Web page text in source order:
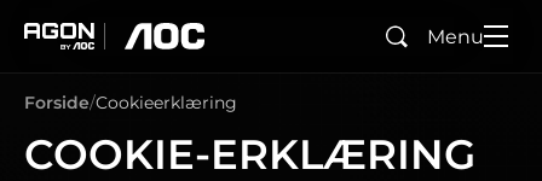
Søg Menu
Forside Cookieerklæring
COOKIE-ERKLÆRING